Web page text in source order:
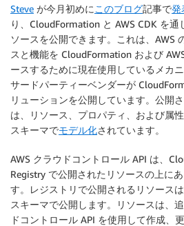
Steve が今月初めに このブログ記事で発
り、 CloudFormation と AWS CDK を通
ソースを公開できます。これは、AWS
スと機能を CloudFormation および
ースするために現在使用しているメカ
サードパーティーベンダーが
リューションを公開しています。公開
は、リソース、プロパティ、および属
スキーマでモデル化されています。
AWS クラウドコントロール API は、
Registry で公開されたリソースの上に
す。レジストリで公開されるリソース
スキーマで公開します。リソースは、追
ドコントロール API を使用して作成、